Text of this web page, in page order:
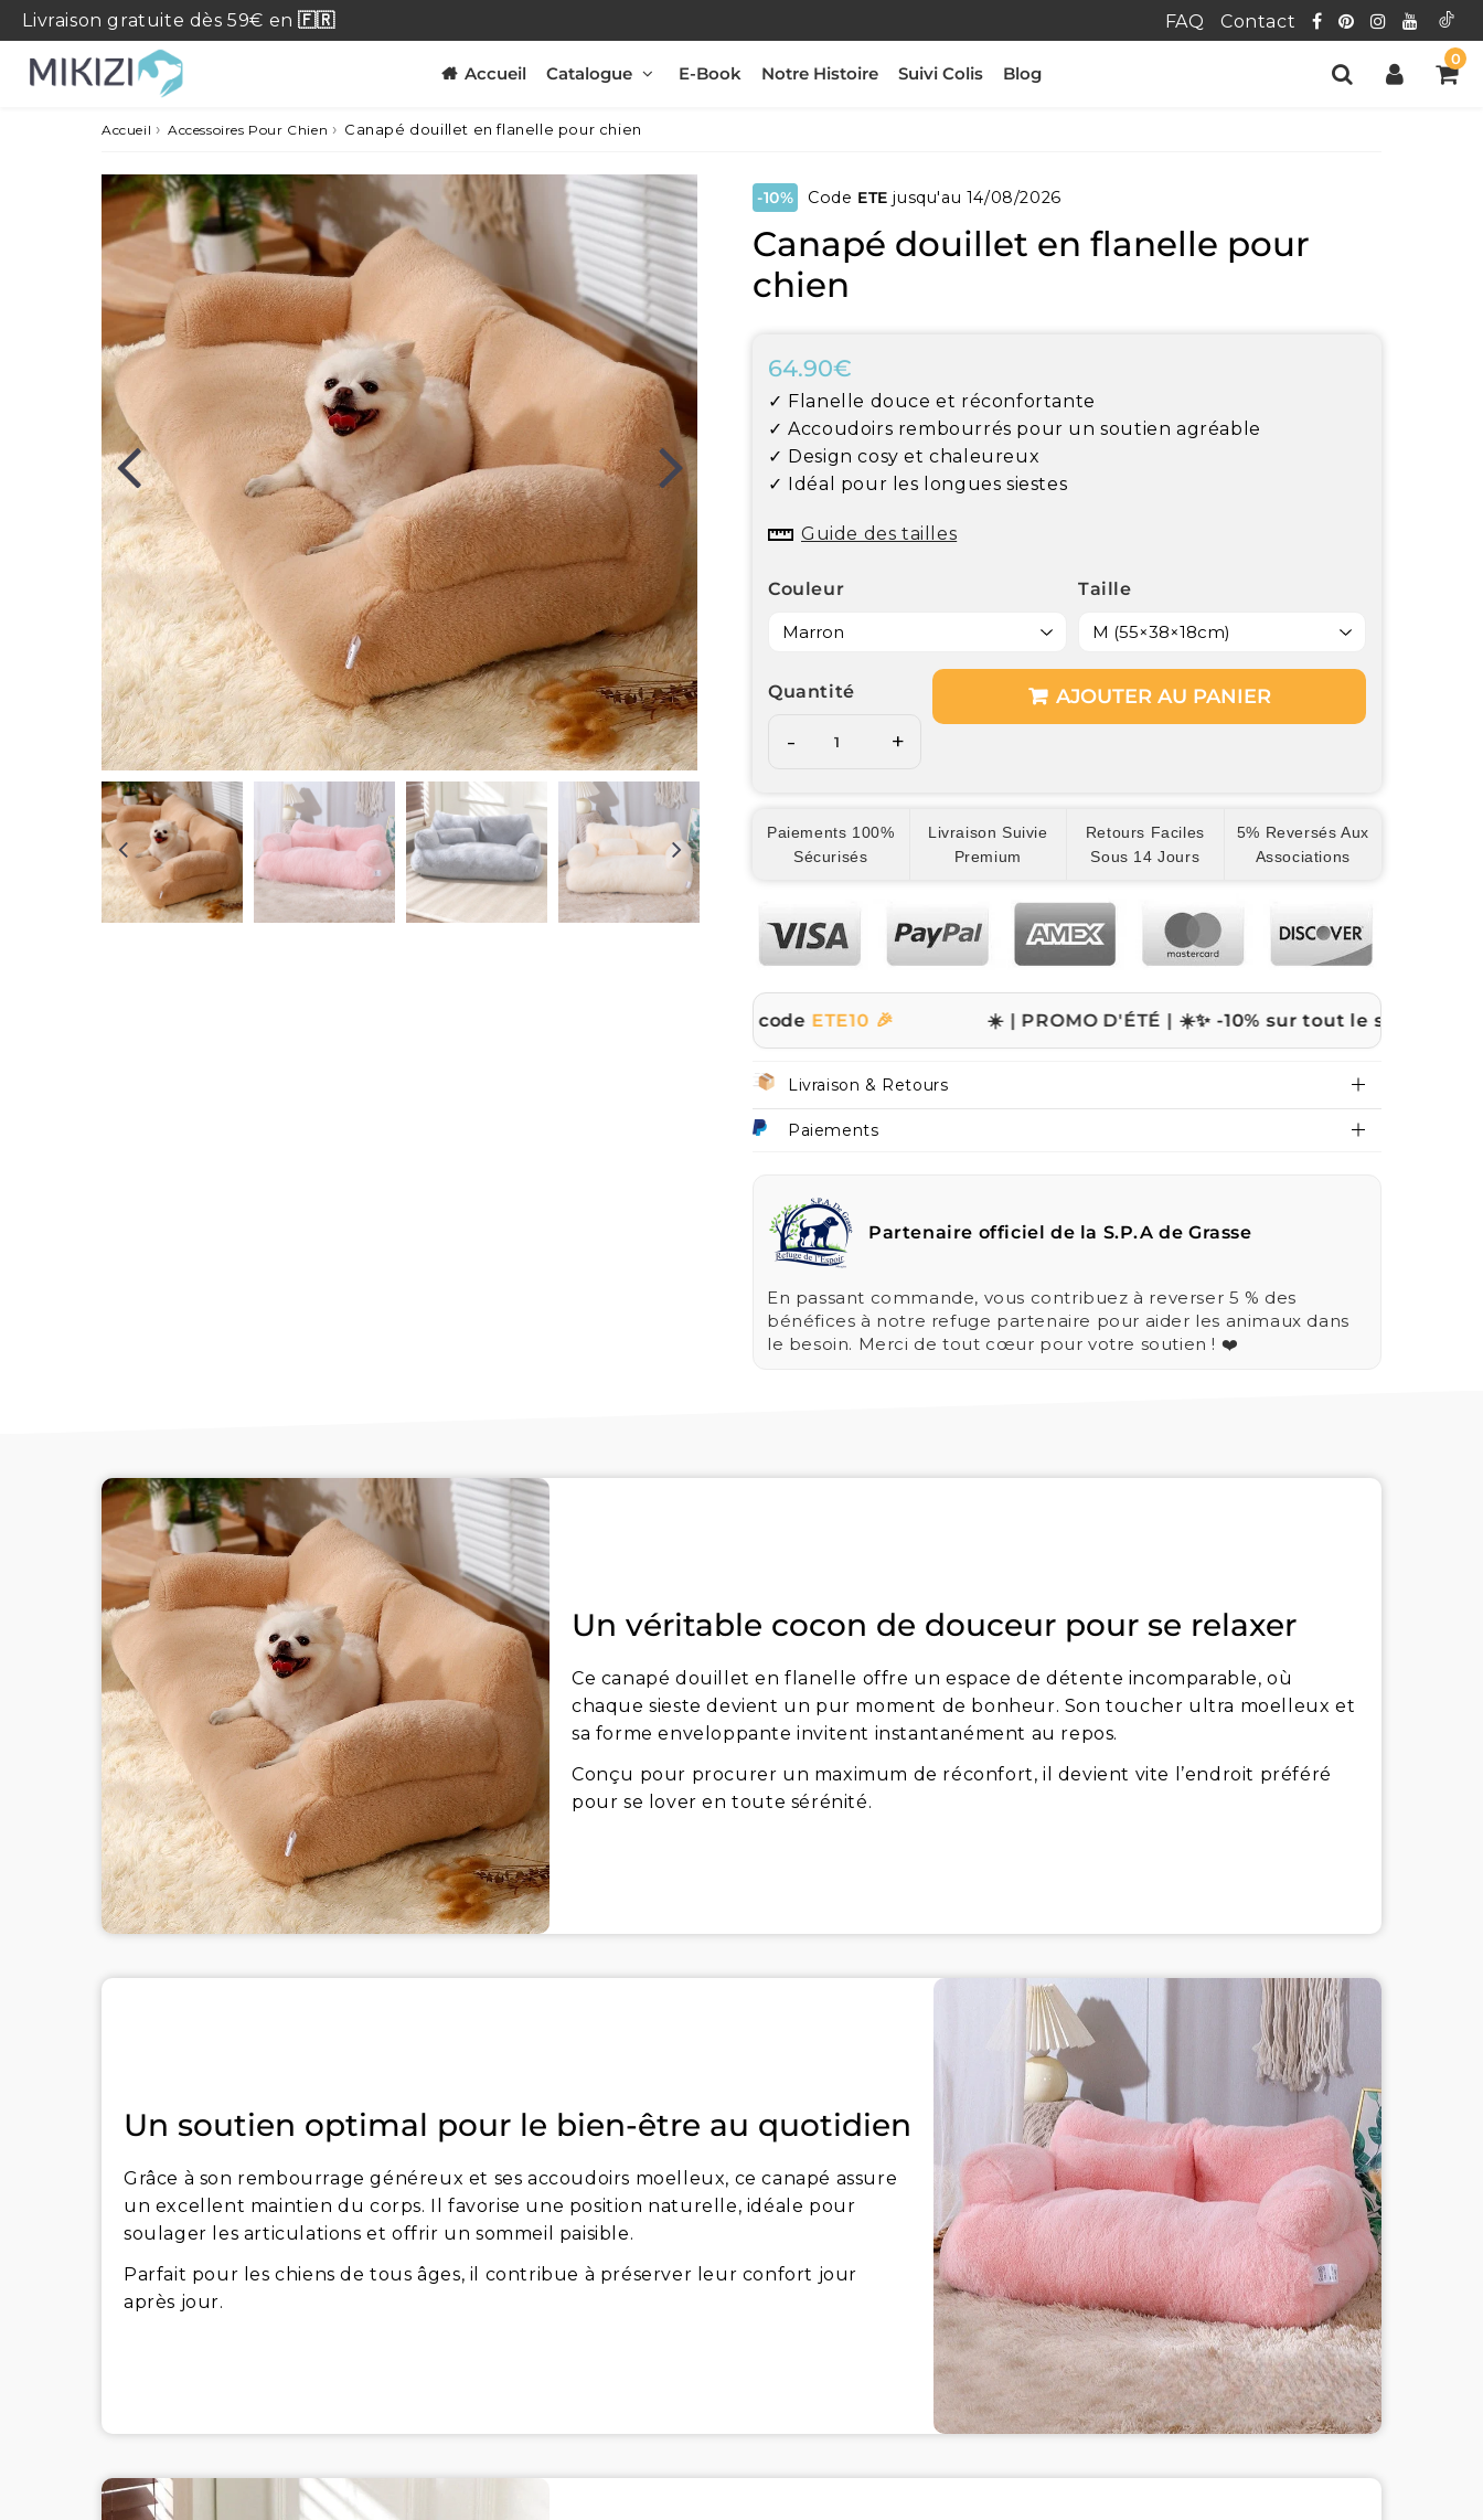
Livraison gratuite dès 59€ en🇫🇷 FAQ Contact
Accueil Catalogue E-Book Notre Histoire Suivi Colis Blog
0
Accueil › Accessoires Pour Chien › Canapé douillet en flanelle pour chien
-10% Code ETE jusqu'au 14/08/2026
Canapé douillet en flanelle pour
chien
64.90€
price
✓ Flanelle douce et réconfortante
✓ Accoudoirs rembourrés pour un soutien agréable
✓ Design cosy et chaleureux
✓ Idéal pour les longues siestes
Guide des tailles
Couleur Taille
Quantité
- +
AJOUTER AU PANIER
Paiements 100%
Sécurisés
Livraison Suivie
Premium
Retours Faciles
Sous 14 Jours
5% Reversés Aux
Associations
ETE10 🎉 ☀️ | PROMO D'ÉTÉ | ☀️✨ -10% sur tout le site avec le code
Livraison & Retours
Paiements
Partenaire officiel de la S.P.A de Grasse
En passant commande, vous contribuez à reverser 5 % des
bénéfices à notre refuge partenaire pour aider les animaux dans
le besoin. Merci de tout cœur pour votre soutien ! ❤️
Un véritable cocon de douceur pour se relaxer
Ce canapé douillet en flanelle offre un espace de détente incomparable, où
chaque sieste devient un pur moment de bonheur. Son toucher ultra moelleux et
sa forme enveloppante invitent instantanément au repos.
Conçu pour procurer un maximum de réconfort, il devient vite l’endroit préféré
pour se lover en toute sérénité.
Un soutien optimal pour le bien-être au quotidien
Grâce à son rembourrage généreux et ses accoudoirs moelleux, ce canapé assure
un excellent maintien du corps. Il favorise une position naturelle, idéale pour
soulager les articulations et offrir un sommeil paisible.
Parfait pour les chiens de tous âges, il contribue à préserver leur confort jour
après jour.